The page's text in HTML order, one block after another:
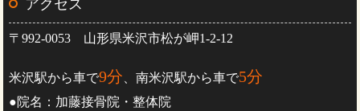
アクセス
〒992-0053 山形県米沢市松が岬1-2-12
米沢駅から車で9分 、南米沢駅から車で5分
●院名：加藤接骨院・整体院